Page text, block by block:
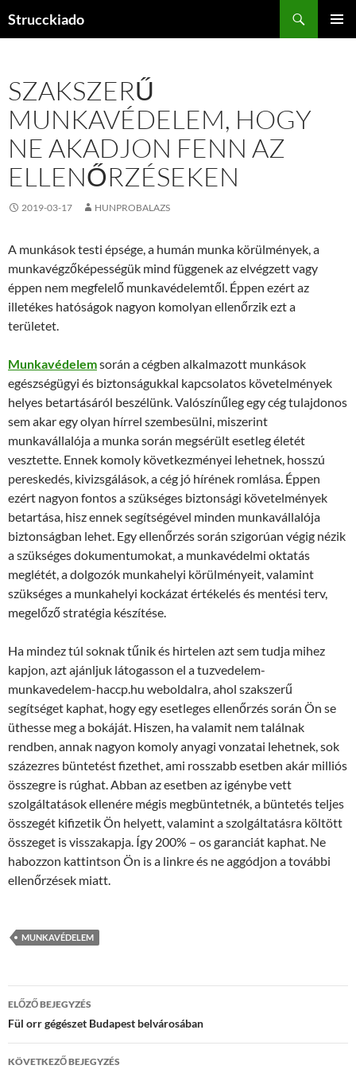
Strucckiado
SZAKSZERŰ
MUNKAVÉDELEM, HOGY
NE AKADJON FENN AZ
ELLENŐRZÉSEKEN
2019-03-17 HUNPROBALAZS
A munkások testi épsége, a humán munka körülmények, a
munkavégzőképességük mind függenek az elvégzett vagy
éppen nem megfelelő munkavédelemtől. Éppen ezért az
illetékes hatóságok nagyon komolyan ellenőrzik ezt a
területet.
Munkavédelemsorán a cégben alkalmazott munkások
egészségügyi és biztonságukkal kapcsolatos követelmények
helyes betartásáról beszélünk. Valószínűleg egy cég tulajdonos
sem akar egy olyan hírrel szembesülni, miszerint
munkavállalója a munka során megsérült esetleg életét
vesztette. Ennek komoly következményei lehetnek, hosszú
pereskedés, kivizsgálások, a cég jó hírének romlása. Éppen
ezért nagyon fontos a szükséges biztonsági követelmények
betartása, hisz ennek segítségével minden munkavállalója
biztonságban lehet. Egy ellenőrzés során szigorúan végig nézik
a szükséges dokumentumokat, a munkavédelmi oktatás
meglétét, a dolgozók munkahelyi körülményeit, valamint
szükséges a munkahelyi kockázat értékelés és mentési terv,
megelőző stratégia készítése.
Ha mindez túl soknak tűnik és hirtelen azt sem tudja mihez
kapjon, azt ajánljuk látogasson el a tuzvedelem-
munkavedelem-haccp.hu weboldalra, ahol szakszerű
segítséget kaphat, hogy egy esetleges ellenőrzés során Ön se
üthesse meg a bokáját. Hiszen, ha valamit nem találnak
rendben, annak nagyon komoly anyagi vonzatai lehetnek, sok
százezres büntetést fizethet, ami rosszabb esetben akár milliós
összegre is rúghat. Abban az esetben az igénybe vett
szolgáltatások ellenére mégis megbüntetnék, a büntetés teljes
összegét kifizetik Ön helyett, valamint a szolgáltatásra költött
összeget is visszakapja. Így 200% – os garanciát kaphat. Ne
habozzon kattintson Ön is a linkre és ne aggódjon a további
ellenőrzések miatt.
MUNKAVÉDELEM
Bejegyzések
navigációja
ELŐZŐ BEJEGYZÉS
Fül orr gégészet Budapest belvárosában
KÖVETKEZŐ BEJEGYZÉS